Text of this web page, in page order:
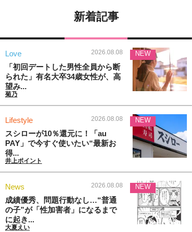
新着記事
Love 2026.08.08
「初回デートした男性全員から断
られた」有名大卒34歳女性が、高
望み...
菊乃
NEW
Lifestyle 2026.08.08
スシローが10％還元に！「au
PAY」で今すぐ使いたい“最新お
得...
井上ポイント
NEW
News 2026.08.08
成績優秀、問題行動なし…“普通
の子”が「性加害者」になるまで
に起き...
大夏えい
NEW